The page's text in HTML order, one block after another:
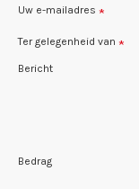
Uw e-mailadres
Ter gelegenheid van
Bericht
Bedrag